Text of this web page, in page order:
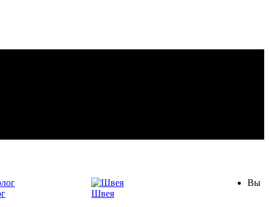
Швея
Вы